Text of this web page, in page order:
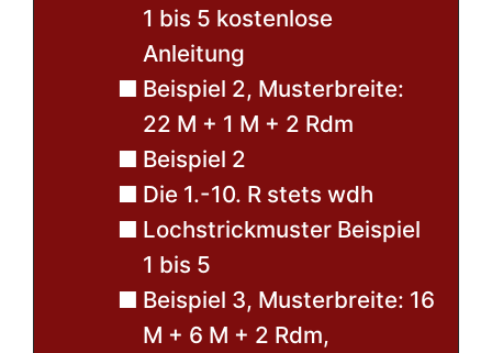
1 bis 5 kostenlose
Anleitung
Beispiel 2, Musterbreite:
22 M + 1 M + 2 Rdm
Beispiel 2
Die 1.-10. R stets wdh
Lochstrickmuster Beispiel
1 bis 5
Beispiel 3, Musterbreite: 16
M + 6 M + 2 Rdm,